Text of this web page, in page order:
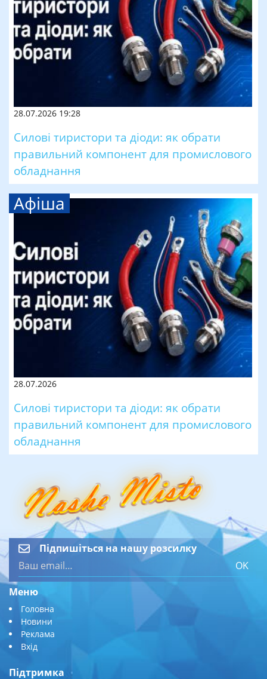
28.07.2026 19:28
Силові тиристори та діоди: як обрати
правильний компонент для промислового
обладнання
Афіша
28.07.2026
Силові тиристори та діоди: як обрати
правильний компонент для промислового
обладнання
Підпишіться на нашу розсилку
OK
Меню
Головна
Новини
Реклама
Вхід
Підтримка